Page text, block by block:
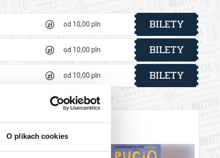
O plikach cookies
od 10,00 pln BILETY
od 10,00 pln BILETY
od 10,00 pln BILETY